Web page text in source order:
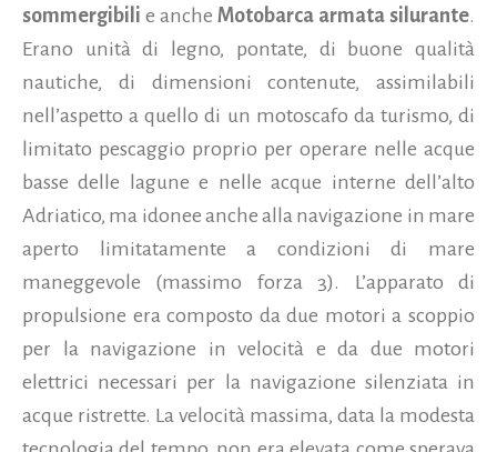
sommergibili e anche Motobarca armata silurante.
Erano unità di legno, pontate, di buone qualità
nautiche, di dimensioni contenute, assimilabili
nell’aspetto a quello di un motoscafo da turismo, di
limitato pescaggio proprio per operare nelle acque
basse delle lagune e nelle acque interne dell’alto
Adriatico, ma idonee anche alla navigazione in mare
aperto limitatamente a condizioni di mare
maneggevole (massimo forza 3). L’apparato di
propulsione era composto da due motori a scoppio
per la navigazione in velocità e da due motori
elettrici necessari per la navigazione silenziata in
acque ristrette. La velocità massima, data la modesta